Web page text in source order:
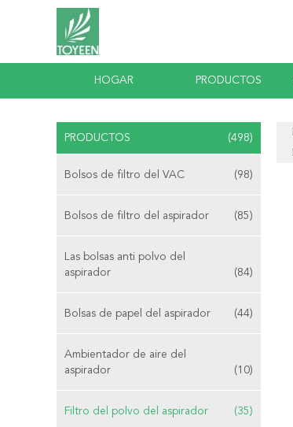
HOGAR PRODUCTOS
PRODUCTOS (498)
Bolsos de filtro del VAC (98)
Bolsos de filtro del aspirador (85)
Las bolsas anti polvo del
aspirador
(84)
Bolsas de papel del aspirador (44)
Ambientador de aire del
aspirador
(10)
Filtro del polvo del aspirador (35)